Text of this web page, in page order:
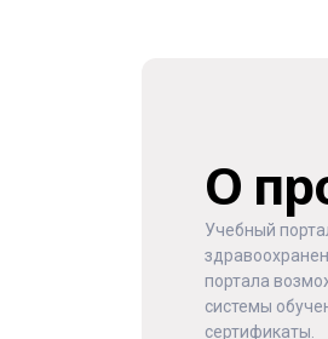
О
Учебный
портала
системы
сертификаты.